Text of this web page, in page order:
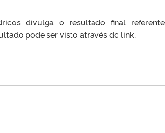
divulga o resultado final referente
pode ser visto através do link.